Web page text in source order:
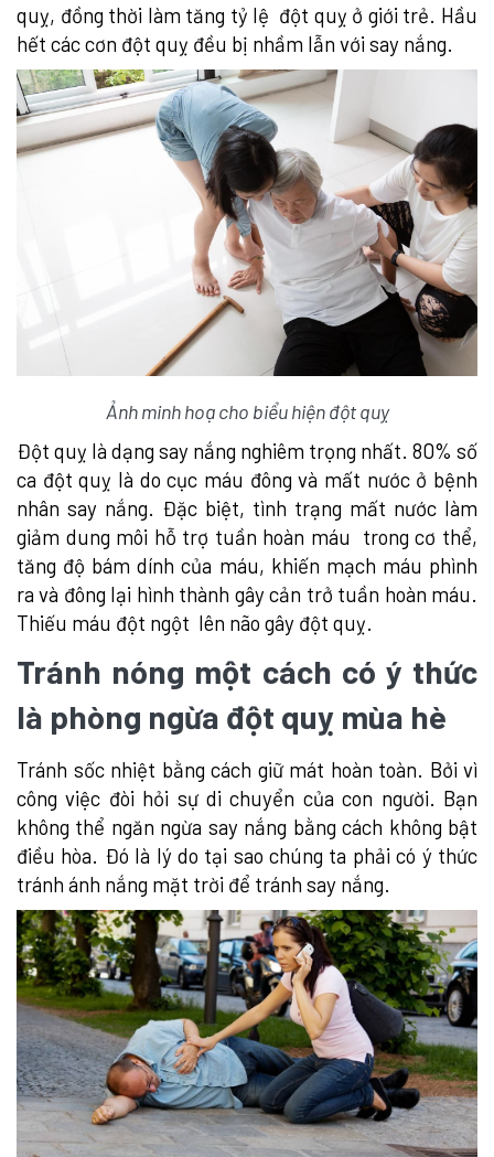
quỵ, đồng thời làm tăng tỷ lệ đột quỵ ở giới trẻ. Hầu
hết các cơn đột quỵ đều bị nhầm lẫn với say nắng.
Ảnh minh hoạ cho biểu hiện đột quỵ
Đột quỵ là dạng say nắng nghiêm trọng nhất. 80% số
ca đột quỵ là do cục máu đông và mất nước ở bệnh
nhân say nắng. Đặc biệt, tình trạng mất nước làm
giảm dung môi hỗ trợ tuần hoàn máu trong cơ thể,
tăng độ bám dính của máu, khiến mạch máu phình
ra và đông lại hình thành gây cản trở tuần hoàn máu.
Thiếu máu đột ngột lên não gây đột quỵ.
Tránh nóng một cách có ý thức
là phòng ngừa đột quỵ mùa hè
Tránh sốc nhiệt bằng cách giữ mát hoàn toàn. Bởi vì
công việc đòi hỏi sự di chuyển của con người. Bạn
không thể ngăn ngừa say nắng bằng cách không bật
điều hòa. Đó là lý do tại sao chúng ta phải có ý thức
tránh ánh nắng mặt trời để tránh say nắng.